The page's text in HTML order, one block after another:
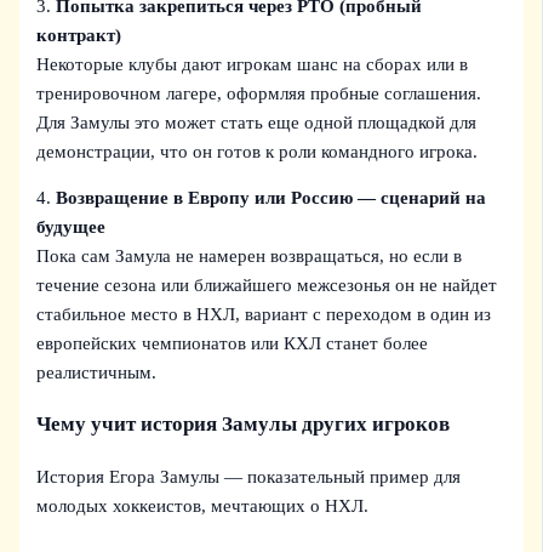
3.Попытка закрепиться через PTO (пробный
контракт)
Некоторые клубы дают игрокам шанс на сборах или в
тренировочном лагере, оформляя пробные соглашения.
Для Замулы это может стать еще одной площадкой для
демонстрации, что он готов к роли командного игрока.
4.Возвращение в Европу или Россию — сценарий на
будущее
Пока сам Замула не намерен возвращаться, но если в
течение сезона или ближайшего межсезонья он не найдет
стабильное место в НХЛ, вариант с переходом в один из
европейских чемпионатов или КХЛ станет более
реалистичным.
Чему учит история Замулы других игроков
История Егора Замулы — показательный пример для
молодых хоккеистов, мечтающих о НХЛ.